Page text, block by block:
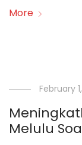
More
February
Melulu